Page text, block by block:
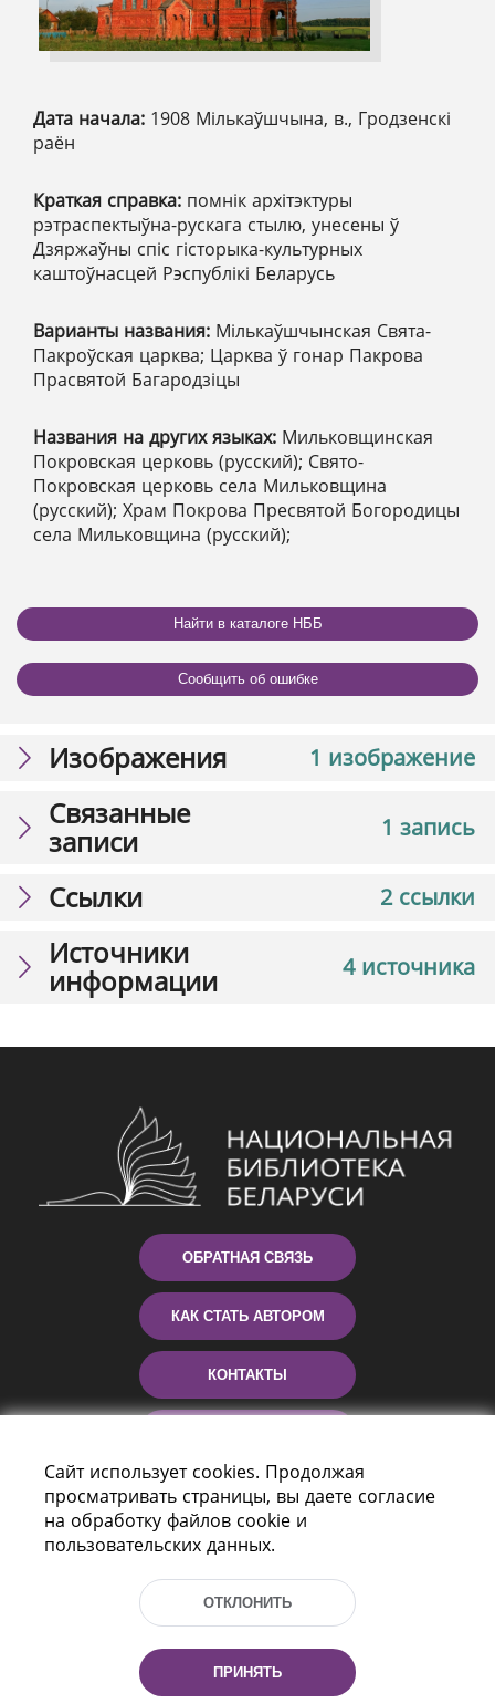
Дата начала: 1908 Мількаўшчына, в., Гродзенскі
раён
Краткая справка: помнік архітэктуры
рэтраспектыўна-рускага стылю, унесены ў
Дзяржаўны спіс гісторыка-культурных
каштоўнасцей Рэспублікі Беларусь
Варианты названия: Мількаўшчынская Свята-
Пакроўская царква; Царква ў гонар Пакрова
Прасвятой Багародзіцы
Названия на других языках: Мильковщинская
Покровская церковь (русский); Свято-
Покровская церковь села Мильковщина
(русский); Храм Покрова Пресвятой Богородицы
села Мильковщина (русский);
Найти в каталоге НББ
Сообщить об ошибке
1 изображение
Изображения
1 запись
Связанные
записи
2 ссылки
Ссылки
4 источника
Источники
информации
ОБРАТНАЯ СВЯЗЬ
КАК СТАТЬ АВТОРОМ
КОНТАКТЫ
Пр-т Независимости 116
г. Минск, Республика Беларусь, 220114
Тел.: (+375 17) 368 37 37, Факс: (+375 17)
Сайт использует cookies. Продолжая
просматривать страницы, вы даете согласие
на обработку файлов cookie и
пользовательских данных.
ОТКЛОНИТЬ
ПРИНЯТЬ